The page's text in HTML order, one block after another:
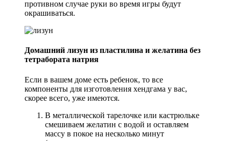
противном случае руки во время игры будут
окрашиваться.
Домашний лизун из пластилина и желатина без
тетрабората натрия
Если в вашем доме есть ребенок, то все
компоненты для изготовления хендгама у вас,
скорее всего, уже имеются.
В металлической тарелочке или кастрюльке
смешиваем желатин с водой и оставляем
массу в покое на несколько минут